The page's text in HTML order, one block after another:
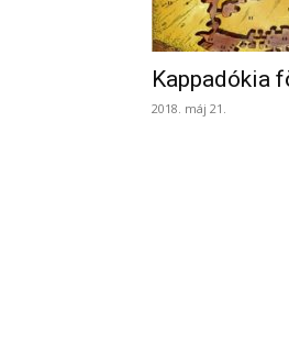
Kappadókia
2018. máj 21.